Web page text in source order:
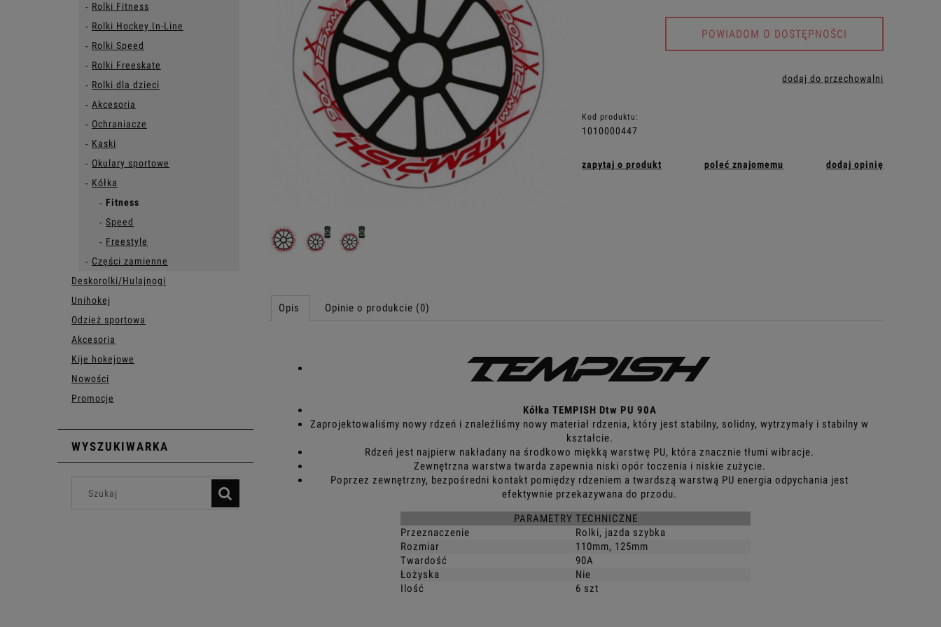
Rolki Fitness
Rolki Hockey In-Line
Rolki Speed
Rolki Freeskate
Rolki dla dzieci
Akcesoria
Ochraniacze
Kaski
Okulary sportowe
Kółka
Fitness
Speed
Freestyle
Części zamienne
Deskorolki/Hulajnogi
Unihokej
Odzież sportowa
Akcesoria
Kije hokejowe
Nowości
Promocje
WYSZUKIWARKA
POWIADOM O DOSTĘPNOŚCI
dodaj do przechowalni
Kod produktu:
1010000447
zapytaj o produkt poleć znajomemu dodaj opinię
Opis Opinie o produkcie (0)
Kółka TEMPISH Dtw PU 90A
Zaprojektowaliśmy nowy rdzeń i znaleźliśmy nowy materiał rdzenia, który jest stabilny, solidny, wytrzymały i stabilny w
kształcie.
Rdzeń jest najpierw nakładany na środkowo miękką warstwę PU, która znacznie tłumi wibracje.
Zewnętrzna warstwa twarda zapewnia niski opór toczenia i niskie zużycie.
Poprzez zewnętrzny, bezpośredni kontakt pomiędzy rdzeniem a twardszą warstwą PU energia odpychania jest
efektywnie przekazywana do przodu.
PARAMETRY TECHNICZNE
Przeznaczenie
Rolki, jazda szybka
Rozmiar
110mm, 125mm
Twardość
90A
Łożyska
Nie
Ilość
6 szt